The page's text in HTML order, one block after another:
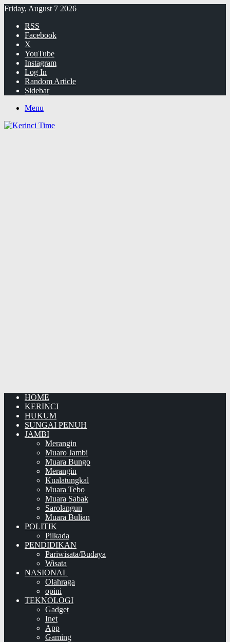
Friday, August 7 2026
RSS
Facebook
X
YouTube
Instagram
Log In
Random Article
Sidebar
Menu
HOME
KERINCI
HUKUM
SUNGAI PENUH
JAMBI
Merangin
Muaro Jambi
Muara Bungo
Merangin
Kualatungkal
Muara Tebo
Muara Sabak
Sarolangun
Muara Bulian
POLITIK
Pilkada
PENDIDIKAN
Pariwisata/Budaya
Wisata
NASIONAL
Olahraga
opini
TEKNOLOGI
Gadget
Inet
App
Gaming